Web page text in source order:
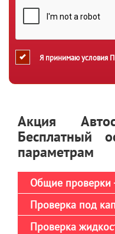
Я принимаю условия
Акция
Бесплатный
параметрам
Общие проверки
Проверка под
Проверка